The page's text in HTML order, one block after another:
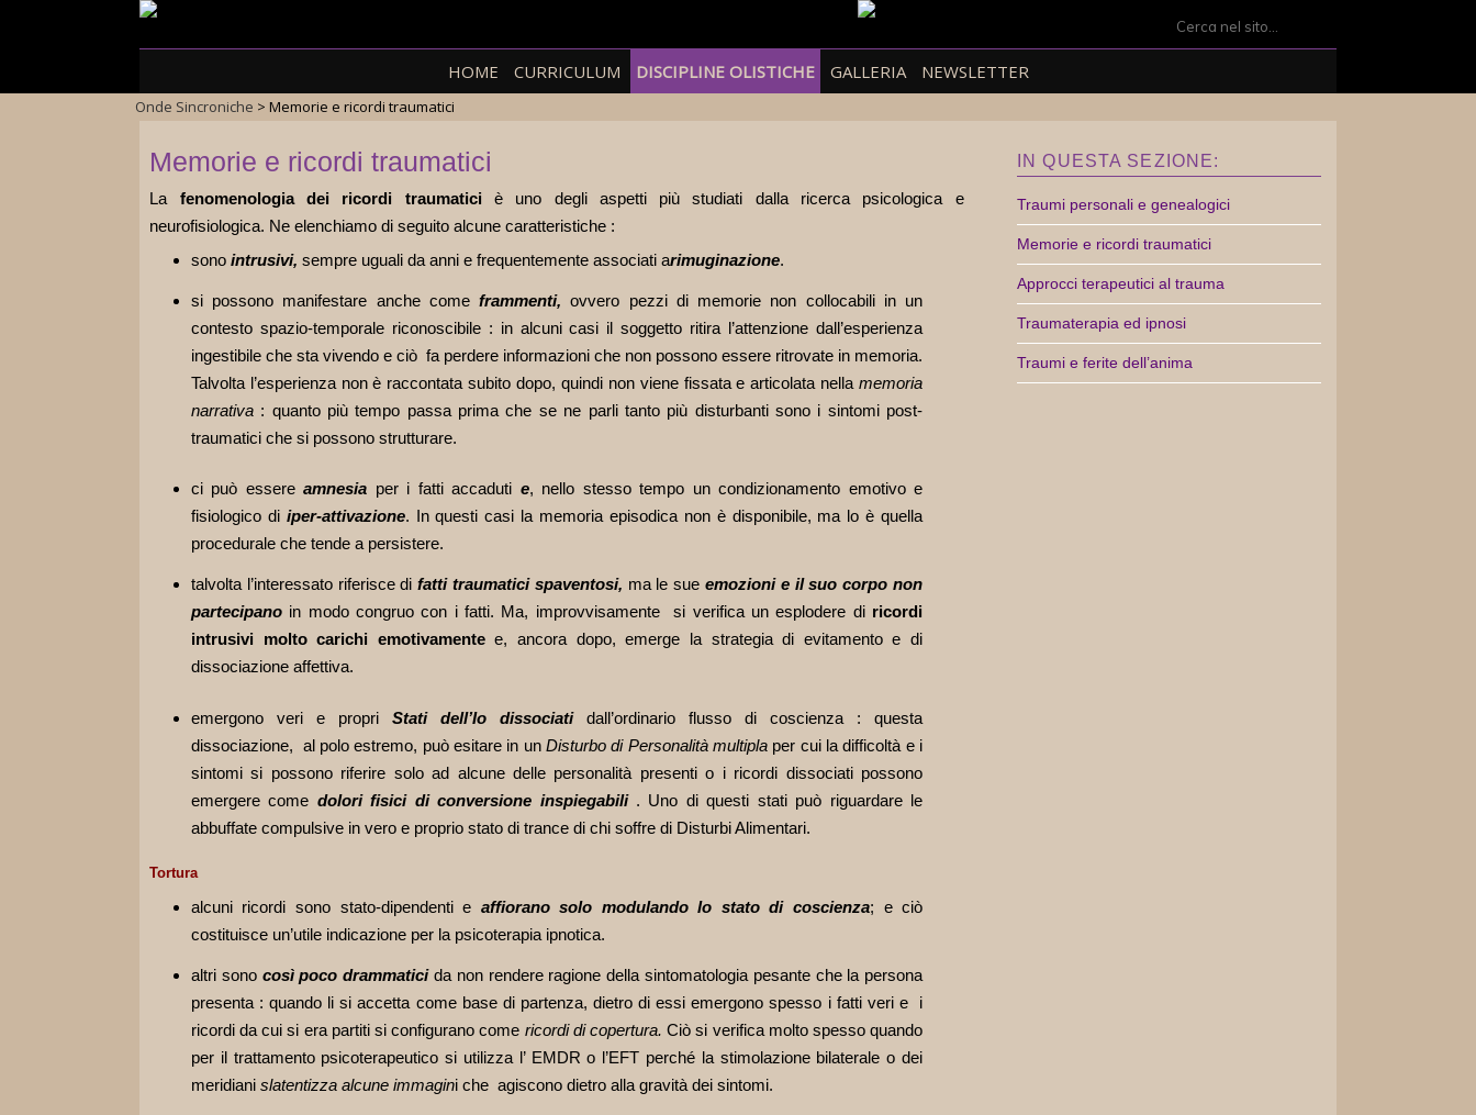
Search
to
HOME CURRICULUM DISCIPLINE OLISTICHE GALLERIA NEWSLETTER
Onde Sincroniche > Memorie e ricordi traumatici
Memorie e ricordi traumatici
La fenomenologia dei ricordi traumatici
è uno degli aspetti più studiati dalla ricerca psicologica e
neurofisiologica. Ne elenchiamo di seguito alcune caratteristiche :
sono intrusivi, sempre uguali da anni e frequentemente associati arimuginazione.
si possono manifestare anche come frammenti, ovvero pezzi di memorie non collocabili in un
contesto spazio-temporale riconoscibile : in alcuni casi il soggetto ritira l’attenzione dall’esperienza
ingestibile che sta vivendo e ciò fa perdere informazioni che non possono essere ritrovate in memoria.
Talvolta l’esperienza non è raccontata subito dopo, quindi non viene fissata e articolata nella memoria
narrativa : quanto più tempo passa prima che se ne parli tanto più disturbanti sono i sintomi post-
traumatici che si possono strutturare.
ci può essere amnesia per i fatti accaduti e, nello stesso tempo un condizionamento emotivo e
fisiologico di iper-attivazione. In questi casi la memoria episodica non è disponibile, ma lo è quella
procedurale che tende a persistere.
talvolta l’interessato riferisce di fatti traumatici spaventosi, ma le sue emozioni e il suo corpo non
partecipano in modo congruo con i fatti. Ma, improvvisamente si verifica un esplodere di ricordi
intrusivi molto carichi emotivamente e, ancora dopo, emerge la strategia di evitamento e di
dissociazione affettiva.
emergono veri e propri Stati dell’Io dissociati
dall’ordinario flusso di coscienza : questa
dissociazione, al polo estremo, può esitare in un Disturbo di Personalità multipla per cui la difficoltà e i
sintomi si possono riferire solo ad alcune delle personalità presenti o i ricordi dissociati possono
emergere come dolori fisici di conversione inspiegabili . Uno di questi stati può riguardare le
abbuffate compulsive in vero e proprio stato di trance di chi soffre di Disturbi Alimentari.
Tortura
alcuni ricordi sono stato-dipendenti e affiorano solo modulando lo stato di coscienza; e ciò
costituisce un’utile indicazione per la psicoterapia ipnotica.
altri sono così poco drammatici da non rendere ragione della sintomatologia pesante che la persona
presenta : quando li si accetta come base di partenza, dietro di essi emergono spesso i fatti veri e i
ricordi da cui si era partiti si configurano come ricordi di copertura. Ciò si verifica molto spesso quando
per il trattamento psicoterapeutico si utilizza l’ EMDR o l’EFT perché la stimolazione bilaterale o dei
meridiani slatentizza alcune immagini che agiscono dietro alla gravità dei sintomi.
IN QUESTA SEZIONE:
Traumi personali e genealogici
Memorie e ricordi traumatici
Approcci terapeutici al trauma
Traumaterapia ed ipnosi
Traumi e ferite dell’anima